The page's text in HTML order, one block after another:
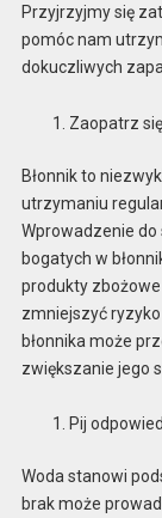
Przyjrzyjmy się
pomóc nam
dokuczliwych
Zaopatrz
Błonnik to
utrzymaniu
Wprowadzenie
bogatych w
produkty
zmniejszyć
błonnika może
zwiększanie jego
Pij
Woda stanowi
brak może